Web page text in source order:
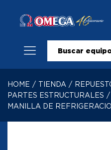
HOME / TIENDA /
PARTES ESTRUCTURALES /
MANILLA DE